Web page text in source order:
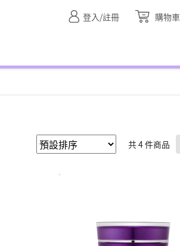
登入/註冊 購物車
共 4 件商品